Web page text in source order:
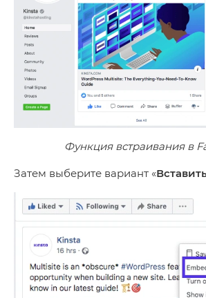
Функция встраивания в
Затем выберите вариант «